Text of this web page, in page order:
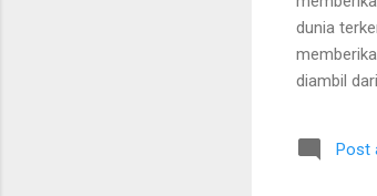
dunia
diambil
Post